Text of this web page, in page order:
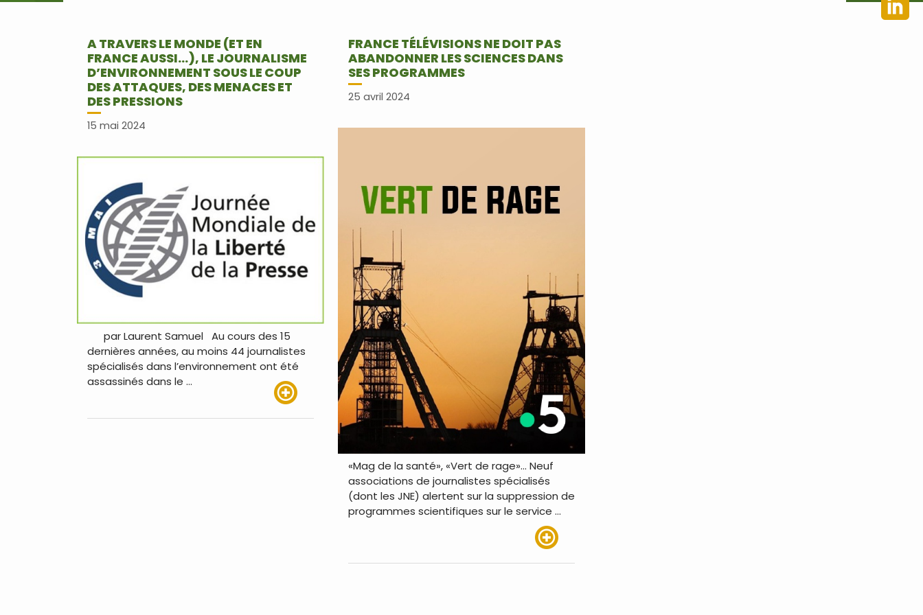
A TRAVERS LE MONDE (ET EN
FRANCE AUSSI…), LE JOURNALISME
D’ENVIRONNEMENT SOUS LE COUP
DES ATTAQUES, DES MENACES ET
DES PRESSIONS
15 mai 2024
par Laurent Samuel Au cours des 15
dernières années, au moins 44 journalistes
spécialisés dans l’environnement ont été
assassinés dans le …
FRANCE TÉLÉVISIONS NE DOIT PAS
ABANDONNER LES SCIENCES DANS
SES PROGRAMMES
25 avril 2024
«Mag de la santé», «Vert de rage»… Neuf
associations de journalistes spécialisés
(dont les JNE) alertent sur la suppression de
programmes scientifiques sur le service …